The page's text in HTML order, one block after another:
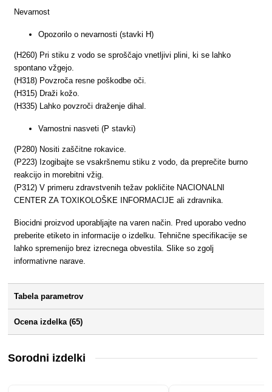
Nevarnost
Opozorilo o nevarnosti (stavki H)
(H260) Pri stiku z vodo se sproščajo vnetljivi plini, ki se lahko
spontano vžgejo.
(H318) Povzroča resne poškodbe oči.
(H315) Draži kožo.
(H335) Lahko povzroči draženje dihal.
Varnostni nasveti (P stavki)
(P280) Nositi zaščitne rokavice.
(P223) Izogibajte se vsakršnemu stiku z vodo, da preprečite burno
reakcijo in morebitni vžig.
(P312) V primeru zdravstvenih težav pokličite NACIONALNI
CENTER ZA TOXIKOLOŠKE INFORMACIJE ali zdravnika.
Biocidni proizvod uporabljajte na varen način. Pred uporabo vedno
preberite etiketo in informacije o izdelku. Tehnične specifikacije se
lahko spremenijo brez izrecnega obvestila. Slike so zgolj
informativne narave.
Tabela parametrov
Ocena izdelka (65)
Sorodni izdelki